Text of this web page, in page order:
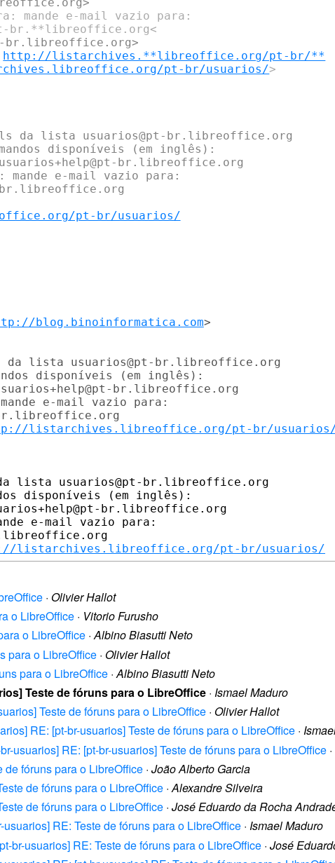
mande e-mail vazio para:
http://listarchives.**libreoffice.org/pt-br/**
pt-br/usuarios/>
da lista usuarios@pt-br.libreoffice.org
disponíveis (em inglês):
br.libreoffice.org
mande e-mail vazio para:
br.libreoffice.org
pt-br/usuarios/
blog.binoinformatica.com>
da lista usuarios@pt-br.libreoffice.org
disponíveis (em inglês):
br.libreoffice.org
e-mail vazio para:
listarchives.libreoffice.org/pt-br/
da lista usuarios@pt-br.libreoffice.org
disponíveis (em inglês):
br.libreoffice.org
e-mail vazio para:
listarchives.libreoffice.org/pt-br/usuarios/
· Olivier Hallot
o LibreOffice · Vitorio Furusho
o LibreOffice ·Albino Biasutti Neto
para o LibreOffice · Olivier Hallot
para o LibreOffice ·Albino Biasutti Neto
Teste de fóruns para o LibreOffice · Ismael Maduro
Teste de fóruns para o LibreOffice · Olivier Hallot
RE: [pt-br-usuarios] Teste de fóruns para o LibreOffice ·
usuarios] RE: [pt-br-usuarios] Teste de fóruns para o LibreOffice ·
de fóruns para o LibreOffice · João Alberto Garcia
de fóruns para o LibreOffice ·Alexandre Silveira
de fóruns para o LibreOffice · José Eduardo da Rocha
usuarios] RE: Teste de fóruns para o LibreOffice · Ismael Maduro
br-usuarios] RE: Teste de fóruns para o LibreOffice · José